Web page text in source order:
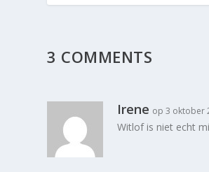
3 COMMENTS
Irene op 3 oktober
Witlof is niet echt